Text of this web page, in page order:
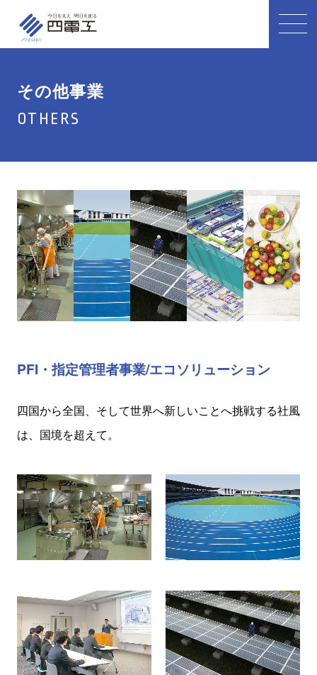
その他事業
OTHERS
PFI・指定管理者事業/エコソリューション
四国から全国、そして世界へ新しいことへ挑戦する社風
は、国境を超えて。